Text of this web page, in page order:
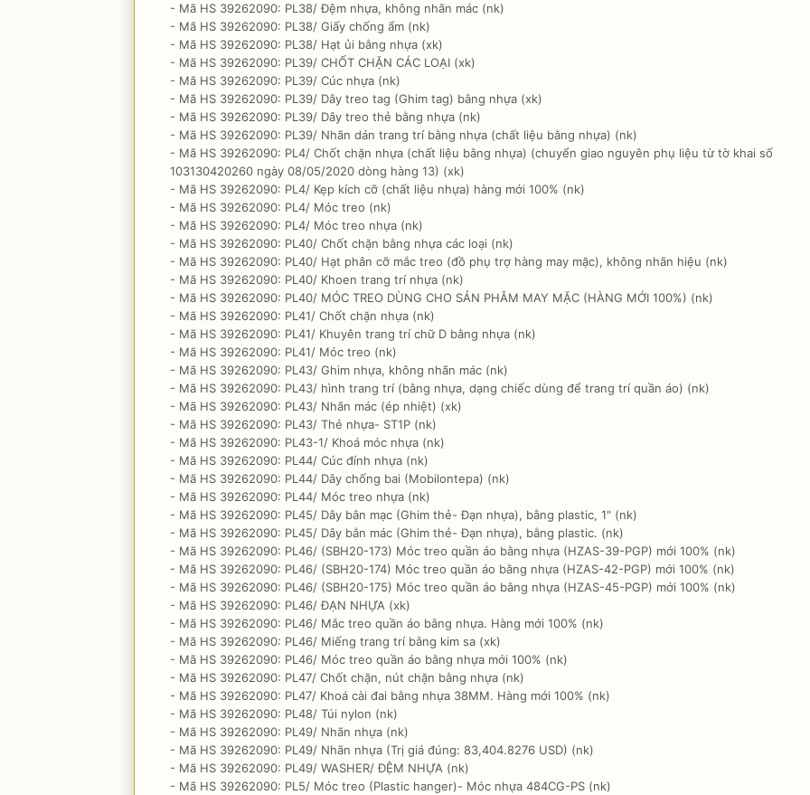
- Mã HS 39262090: PL38/ Đệm nhựa, không nhãn mác (nk)
- Mã HS 39262090: PL38/ Giấy chống ẩm (nk)
- Mã HS 39262090: PL38/ Hạt ủi bằng nhựa (xk)
- Mã HS 39262090: PL39/ CHỐT CHẶN CÁC LOẠI (xk)
- Mã HS 39262090: PL39/ Cúc nhựa (nk)
- Mã HS 39262090: PL39/ Dây treo tag (Ghim tag) bằng nhựa (xk)
- Mã HS 39262090: PL39/ Dây treo thẻ bằng nhựa (nk)
- Mã HS 39262090: PL39/ Nhãn dán trang trí bằng nhựa (chất liệu bằng nhựa) (nk)
- Mã HS 39262090: PL4/ Chốt chặn nhựa (chất liệu bằng nhựa) (chuyển giao nguyên phụ liệu từ tờ khai số
103130420260 ngày 08/05/2020 dòng hàng 13) (xk)
- Mã HS 39262090: PL4/ Kẹp kích cỡ (chất liệu nhựa) hàng mới 100% (nk)
- Mã HS 39262090: PL4/ Móc treo (nk)
- Mã HS 39262090: PL4/ Móc treo nhựa (nk)
- Mã HS 39262090: PL40/ Chốt chặn bằng nhựa các loại (nk)
- Mã HS 39262090: PL40/ Hạt phân cỡ mắc treo (đồ phụ trợ hàng may mặc), không nhãn hiệu (nk)
- Mã HS 39262090: PL40/ Khoen trang trí nhựa (nk)
- Mã HS 39262090: PL40/ MÓC TREO DÙNG CHO SẢN PHÂM MAY MẶC (HÀNG MỚI 100%) (nk)
- Mã HS 39262090: PL41/ Chốt chặn nhựa (nk)
- Mã HS 39262090: PL41/ Khuyên trang trí chữ D bằng nhựa (nk)
- Mã HS 39262090: PL41/ Móc treo (nk)
- Mã HS 39262090: PL43/ Ghim nhựa, không nhãn mác (nk)
- Mã HS 39262090: PL43/ hình trang trí (bằng nhựa, dạng chiếc dùng để trang trí quần áo) (nk)
- Mã HS 39262090: PL43/ Nhãn mác (ép nhiệt) (xk)
- Mã HS 39262090: PL43/ Thẻ nhựa- ST1P (nk)
- Mã HS 39262090: PL43-1/ Khoá móc nhựa (nk)
- Mã HS 39262090: PL44/ Cúc đính nhựa (nk)
- Mã HS 39262090: PL44/ Dây chống bai (Mobilontepa) (nk)
- Mã HS 39262090: PL44/ Móc treo nhựa (nk)
- Mã HS 39262090: PL45/ Dây bắn mạc (Ghim thẻ- Đạn nhựa), bằng plastic, 1" (nk)
- Mã HS 39262090: PL45/ Dây bắn mác (Ghim thẻ- Đạn nhựa), bằng plastic. (nk)
- Mã HS 39262090: PL46/ (SBH20-173) Móc treo quần áo bằng nhựa (HZAS-39-PGP) mới 100% (nk)
- Mã HS 39262090: PL46/ (SBH20-174) Móc treo quần áo bằng nhựa (HZAS-42-PGP) mới 100% (nk)
- Mã HS 39262090: PL46/ (SBH20-175) Móc treo quần áo bằng nhựa (HZAS-45-PGP) mới 100% (nk)
- Mã HS 39262090: PL46/ ĐẠN NHỰA (xk)
- Mã HS 39262090: PL46/ Mắc treo quần áo bằng nhựa. Hàng mới 100% (nk)
- Mã HS 39262090: PL46/ Miếng trang trí bằng kim sa (xk)
- Mã HS 39262090: PL46/ Móc treo quần áo bằng nhựa mới 100% (nk)
- Mã HS 39262090: PL47/ Chốt chặn, nút chặn bằng nhựa (nk)
- Mã HS 39262090: PL47/ Khoá cài đai bằng nhựa 38MM. Hàng mới 100% (nk)
- Mã HS 39262090: PL48/ Túi nylon (nk)
- Mã HS 39262090: PL49/ Nhãn nhựa (nk)
- Mã HS 39262090: PL49/ Nhãn nhựa (Trị giá đúng: 83,404.8276 USD) (nk)
- Mã HS 39262090: PL49/ WASHER/ ĐỆM NHỰA (nk)
- Mã HS 39262090: PL5/ Móc treo (Plastic hanger)- Móc nhựa 484CG-PS (nk)